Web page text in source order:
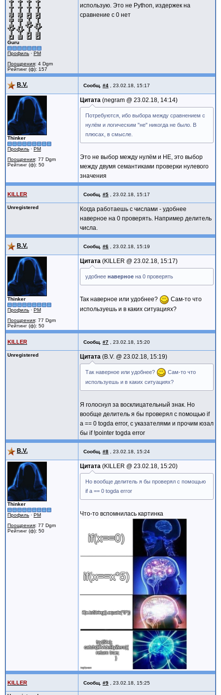
Guru
Профиль · PM
Поощрения: 4 Dgm
Рейтинг (ф): 157
использую. Это не Python, издержек на
сравнение с 0 нет
B.V. Сообщ. #4 23.02.18, 15:17
Thinker
Профиль · PM
Поощрения: 77 Dgm
Рейтинг (ф): 50
Цитата negram @ 23.02.18, 14:14
Потребуются, ибо выбора между сравнением с
нулём и логическим "не" никогда не было. В
плюсах, в смысле.
Это не выбор между нулём и НЕ, это выбор
между двумя семантиками проверки нулевого
значения
KILLER Сообщ. #5 23.02.18, 15:17
Unregistered
Когда работаешь с числами - удобнее
наверное на 0 проверять. Например делитель
числа.
B.V. Сообщ. #6 23.02.18, 15:19
Thinker
Профиль · PM
Поощрения: 77 Dgm
Рейтинг (ф): 50
Цитата KILLER @ 23.02.18, 15:17
удобнее наверное на 0 проверять
Так наверное или удобнее?
Сам-то что
используешь и в каких ситуациях?
KILLER Сообщ. #7 23.02.18, 15:20
Unregistered Цитата B.V. @ 23.02.18, 15:19
Так наверное или удобнее?
Сам-то что
используешь и в каких ситуациях?
Я голоснул за восклицательный знак. Но
вообще делитель я бы проверял с помощью if
a == 0 togda error, с указателями и прочим юзал
бы if !pointer togda error
B.V. Сообщ. #8 23.02.18, 15:24
Thinker
Профиль · PM
Поощрения: 77 Dgm
Рейтинг (ф): 50
Цитата KILLER @ 23.02.18, 15:20
Но вообще делитель я бы проверял с помощью
if a == 0 togda error
Что-то вспомнилась картинка
KILLER Сообщ. #9 23.02.18, 15:25